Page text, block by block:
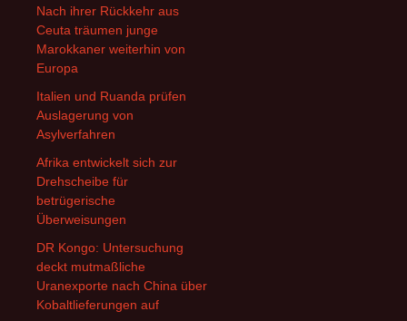
Nach ihrer Rückkehr aus
Ceuta träumen junge
Marokkaner weiterhin von
Europa
Italien und Ruanda prüfen
Auslagerung von
Asylverfahren
Afrika entwickelt sich zur
Drehscheibe für
betrügerische
Überweisungen
DR Kongo: Untersuchung
deckt mutmaßliche
Uranexporte nach China über
Kobaltlieferungen auf